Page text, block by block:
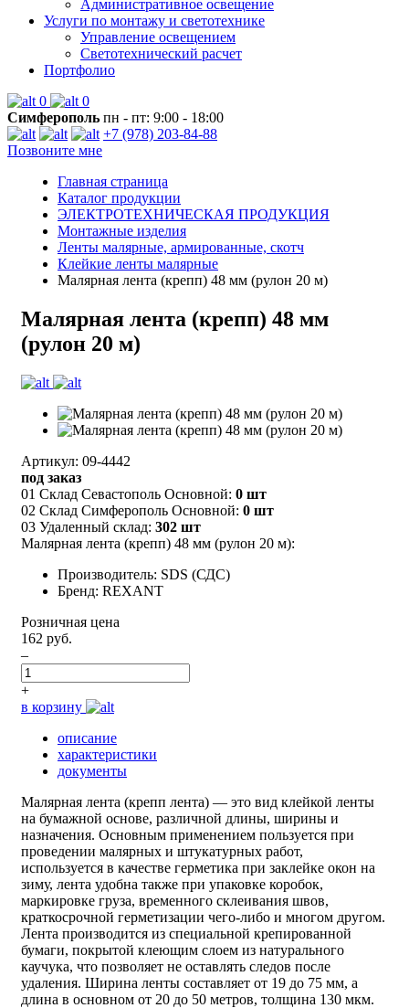
Административное освещение
Услуги по монтажу и светотехнике
Управление освещением
Светотехнический расчет
Портфолио
0
0
Симферополь пн - пт: 9:00 - 18:00
+7 (978) 203-84-88
Позвоните мне
Главная страница
Каталог продукции
ЭЛЕКТРОТЕХНИЧЕСКАЯ ПРОДУКЦИЯ
Монтажные изделия
Ленты малярные, армированные, скотч
Клейкие ленты малярные
Малярная лента (крепп) 48 мм (рулон 20 м)
Малярная лента (крепп) 48 мм
(рулон 20 м)
Артикул: 09-4442
под заказ
01 Склад Севастополь Основной: 0 шт
02 Склад Симферополь Основной: 0 шт
03 Удаленный склад: 302 шт
Малярная лента (крепп) 48 мм (рулон 20 м):
Производитель: SDS (СДС)
Бренд: REXANT
Розничная цена
162 руб.
–
+
в корзину
описание
характеристики
документы
Малярная лента (крепп лента) — это вид клейкой ленты
на бумажной основе, различной длины, ширины и
назначения. Основным применением пользуется при
проведении малярных и штукатурных работ,
используется в качестве герметика при заклейке окон на
зиму, лента удобна также при упаковке коробок,
маркировке груза, временного склеивания швов,
краткосрочной герметизации чего-либо и многом другом.
Лента производится из специальной крепированной
бумаги, покрытой клеющим слоем из натурального
каучука, что позволяет не оставлять следов после
удаления. Ширина ленты составляет от 19 до 75 мм, а
длина в основном от 20 до 50 метров, толщина 130 мкм.